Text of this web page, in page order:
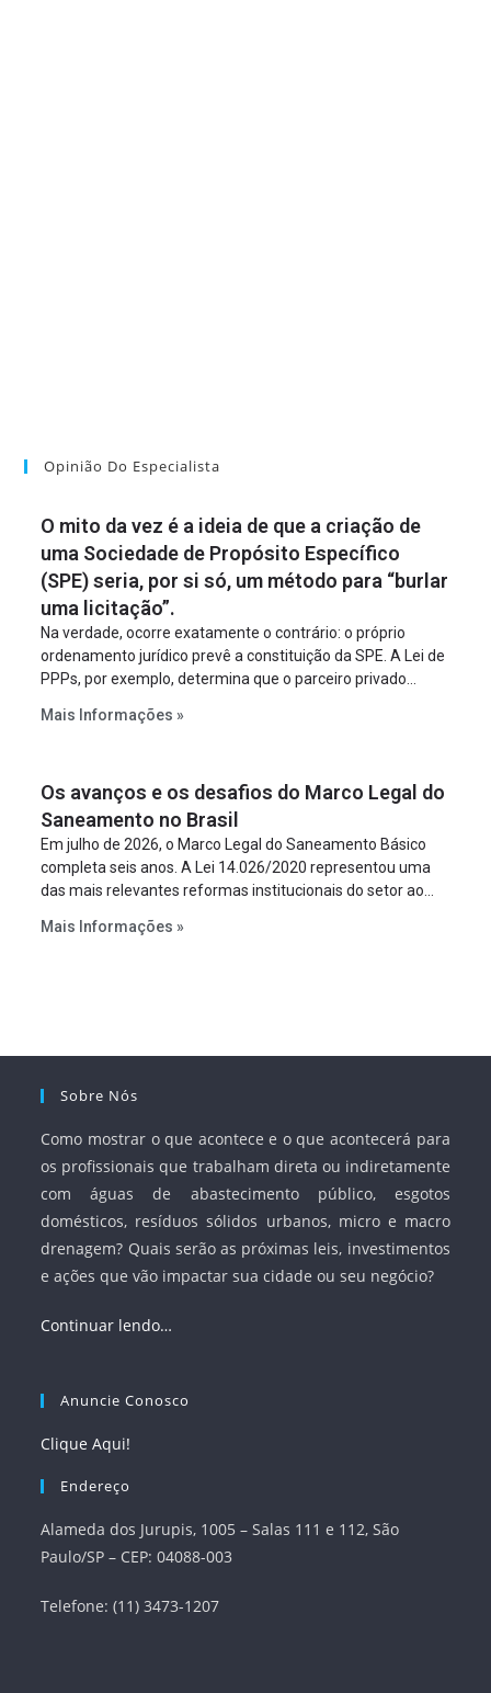
Opinião Do Especialista
O mito da vez é a ideia de que a criação de
uma Sociedade de Propósito Específico
(SPE) seria, por si só, um método para “burlar
uma licitação”.
Na verdade, ocorre exatamente o contrário: o próprio
ordenamento jurídico prevê a constituição da SPE. A Lei de
PPPs, por exemplo, determina que o parceiro privado
empreendimento. Ou seja, a suposta “fraude à licitação” é
projeto a projeto.
Mais Informações »
Os avanços e os desafios do Marco Legal do
Saneamento no Brasil
Em julho de 2026, o Marco Legal do Saneamento Básico
completa seis anos. A Lei 14.026/2020 representou uma
das mais relevantes reformas institucionais do setor ao
serviços, ampliar a participação da iniciativa privada,
Mais Informações »
Sobre Nós
Como mostrar o que acontece e o que acontecerá para
os profissionais que trabalham direta ou indiretamente
com águas de abastecimento público, esgotos
domésticos, resíduos sólidos urbanos, micro e macro
drenagem? Quais serão as próximas leis, investimentos
e ações que vão impactar sua cidade ou seu negócio?
Continuar lendo…
Anuncie Conosco
Clique Aqui!
Endereço
Alameda dos Jurupis, 1005 – Salas 111 e 112, São
Paulo/SP – CEP: 04088-003
Telefone: (11) 3473-1207